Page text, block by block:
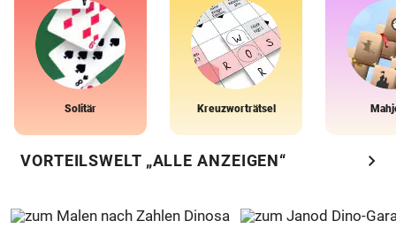
Solitär Kreuzworträtsel
VORTEILSWELT „ALLE ANZEIGEN“ chevron_right